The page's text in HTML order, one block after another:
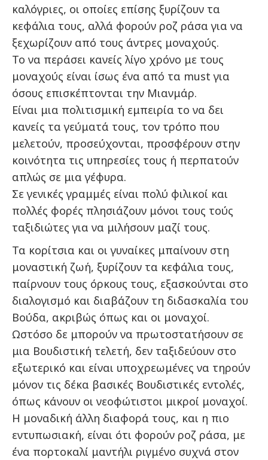
καλόγριες, οι οποίες επίσης ξυρίζουν τα
κεφάλια τους, αλλά φορούν ροζ ράσα για να
ξεχωρίζουν από τους άντρες μοναχούς.
Το να περάσει κανείς λίγο χρόνο με τους
μοναχούς είναι ίσως ένα από τα must για
όσους επισκέπτονται την Μιανμάρ.
Είναι μια πολιτισμική εμπειρία το να δει
κανείς τα γεύματά τους, τον τρόπο που
μελετούν, προσεύχονται, προσφέρουν στην
κοινότητα τις υπηρεσίες τους ή περπατούν
απλώς σε μια γέφυρα.
Σε γενικές γραμμές είναι πολύ φιλικοί και
πολλές φορές πλησιάζουν μόνοι τους τούς
ταξιδιώτες για να μιλήσουν μαζί τους.
Τα κορίτσια και οι γυναίκες μπαίνουν στη
μοναστική ζωή, ξυρίζουν τα κεφάλια τους,
παίρνουν τους όρκους τους, εξασκούνται στο
διαλογισμό και διαβάζουν τη διδασκαλία του
Βούδα, ακριβώς όπως και οι μοναχοί.
Ωστόσο δε μπορούν να πρωτοστατήσουν σε
μια Βουδιστική τελετή, δεν ταξιδεύουν στο
εξωτερικό και είναι υποχρεωμένες να τηρούν
μόνον τις δέκα βασικές Βουδιστικές εντολές,
όπως κάνουν οι νεοφώτιστοι μικροί μοναχοί.
Η μοναδική άλλη διαφορά τους, και η πιο
εντυπωσιακή, είναι ότι φορούν ροζ ράσα, με
ένα πορτοκαλί μαντήλι ριγμένο συχνά στον